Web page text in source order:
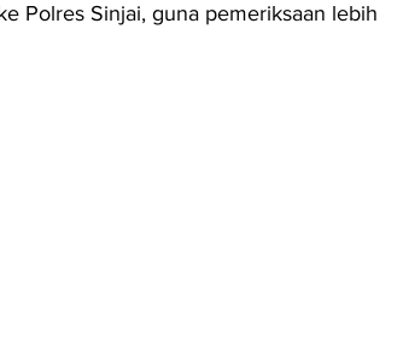
Polres Sinjai, guna pemeriksaan lebih